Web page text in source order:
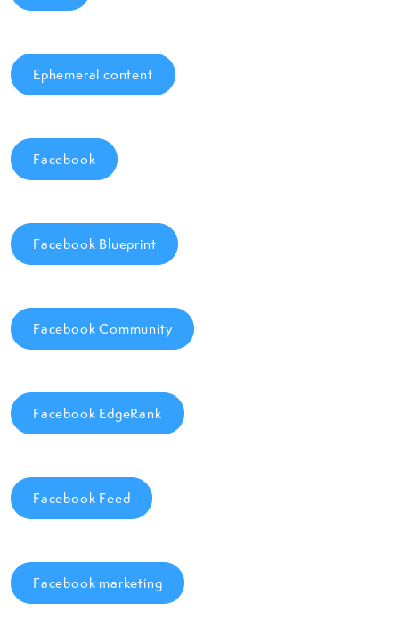
Ephemeral content
Facebook
Facebook Blueprint
Facebook Community
Facebook EdgeRank
Facebook Feed
Facebook marketing